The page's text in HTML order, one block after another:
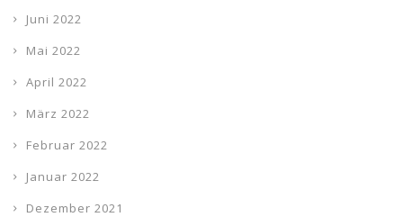
Juni 2022
Mai 2022
April 2022
März 2022
Februar 2022
Januar 2022
Dezember 2021